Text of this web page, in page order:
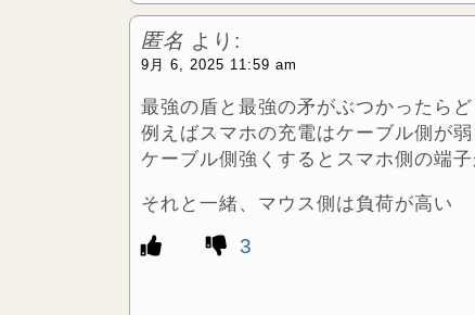
匿名 より:
9月 6, 2025 11:59 am
最強の盾と最強の矛がぶつかったらど
例えばスマホの充電はケーブル側が
ケーブル側強くするとスマホ側の端
それと一緒、マウス側は負荷が高い
3